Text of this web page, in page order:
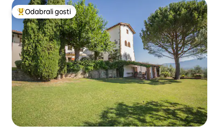
Među najviše rangiranima s oznakom „Odabrali gosti”
Odabrali gosti